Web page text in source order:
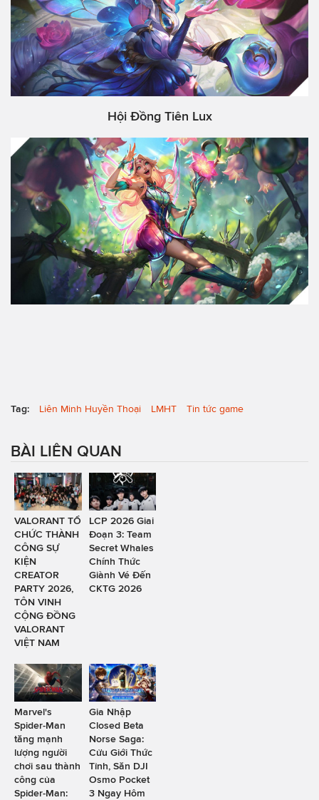
Hội Đồng Tiên Lux
Tag: Liên Minh Huyền Thoại LMHT Tin tức game
BÀI LIÊN QUAN
VALORANT TỔ
CHỨC THÀNH
CÔNG SỰ
KIỆN
CREATOR
PARTY 2026,
TÔN VINH
CỘNG ĐỒNG
VALORANT
VIỆT NAM
LCP 2026 Giai
Đoạn 3: Team
Secret Whales
Chính Thức
Giành Vé Đến
CKTG 2026
Marvel's
Spider-Man
tăng mạnh
lượng người
chơi sau thành
công của
Spider-Man:
Gia Nhập
Closed Beta
Norse Saga:
Cửu Giới Thức
Tỉnh, Săn DJI
Osmo Pocket
3 Ngay Hôm